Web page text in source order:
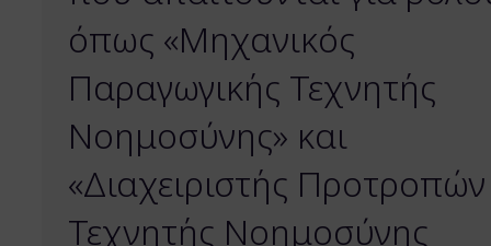
όπως «Μηχανικός
Παραγωγικής Τεχνητής
Νοημοσύνης» και
«Διαχειριστής Προτροπών
Τεχνητής Νοημοσύνης